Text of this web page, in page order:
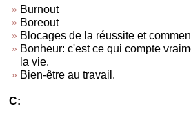
Burnout
Boreout
Blocages de la réussite et
Bonheur: c'est ce qui compte
la vie.
Bien-être au travail.
C: